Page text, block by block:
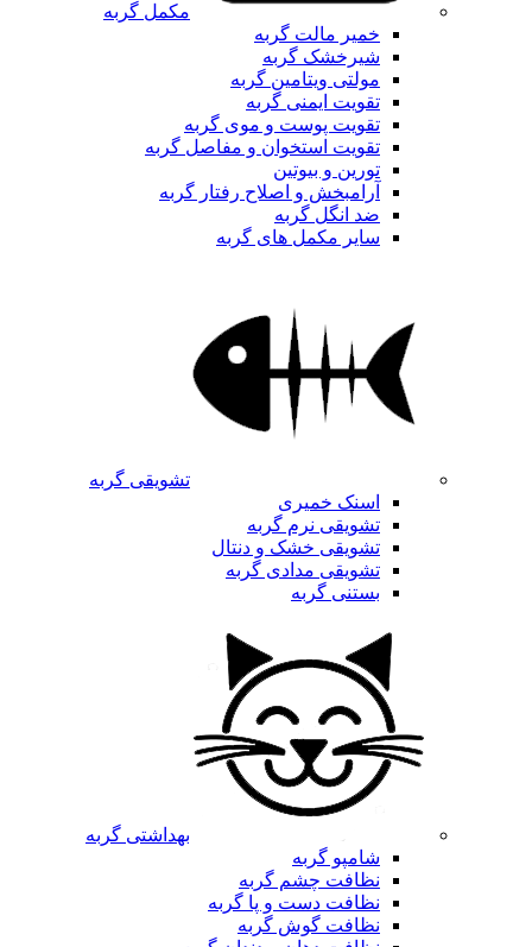
مکمل گربه
خمیر مالت گربه
شیرخشک گربه
مولتی ویتامین گربه
تقویت ایمنی گربه
تقویت پوست و موی گربه
تقویت استخوان و مفاصل گربه
تورین و بیوتین
آرامبخش و اصلاح رفتار گربه
ضد انگل گربه
سایر مکمل های گربه
تشویقی گربه
اسنک خمیری
تشویقی نرم گربه
تشویقی خشک و دنتال
تشویقی مدادی گربه
بستنی گربه
بهداشتی گربه
شامپو گربه
نظافت چشم گربه
نظافت دست و پا گربه
نظافت گوش گربه